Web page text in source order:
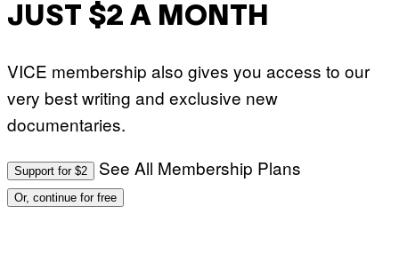
JUST $2 A MONTH
VICE membership also gives you access to our
very best writing and exclusive new
documentaries.
Support for $2 See All Membership Plans
Or, continue for free